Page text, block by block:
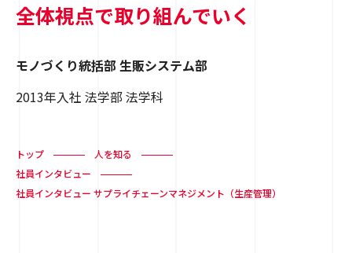
全体視点で取り組んでいく
モノづくり統括部 生販システム部
2013年入社 法学部 法学科
トップ
人を知る
社員インタビュー
社員インタビュー サプライチェーンマネジメント（生産管理）